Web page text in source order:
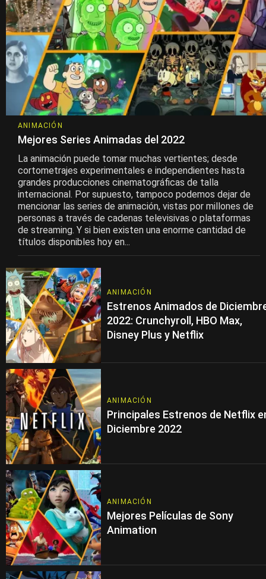
ANIMACIÓN
Mejores Series Animadas del 2022
La animación puede tomar muchas vertientes; desde
cortometrajes experimentales e independientes hasta
grandes producciones cinematográficas de talla
internacional. Por supuesto, tampoco podemos dejar de
mencionar las series de animación, vistas por millones de
personas a través de cadenas televisivas o plataformas
de streaming. Y si bien existen una enorme cantidad de
títulos disponibles hoy en...
ANIMACIÓN
Estrenos Animados de
2022: Crunchyroll, HBO Max,
Disney Plus y Netflix
ANIMACIÓN
Principales Estrenos de Netflix
Diciembre 2022
ANIMACIÓN
Mejores Películas de Sony
Animation